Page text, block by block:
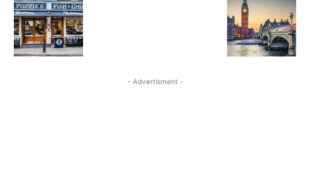
- Advertisment -